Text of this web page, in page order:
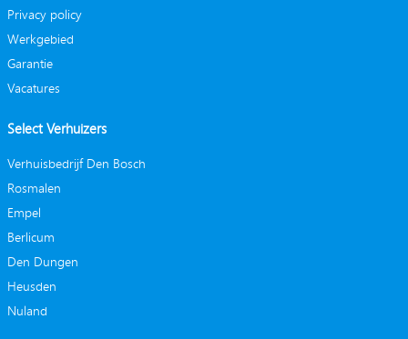
Privacy policy
Werkgebied
Garantie
Vacatures
Select Verhuizers
Verhuisbedrijf Den Bosch
Rosmalen
Empel
Berlicum
Den Dungen
Heusden
Nuland